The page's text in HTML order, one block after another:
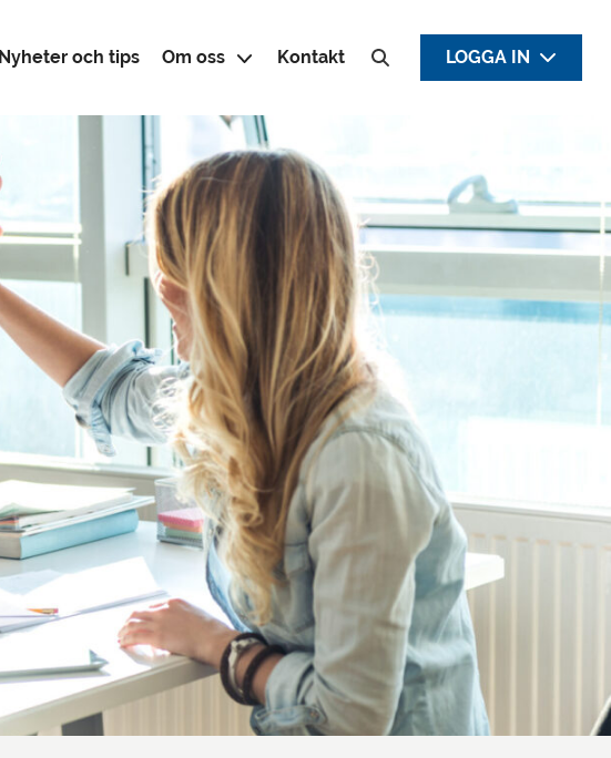
Nyheter och tips Om oss Kontakt
Sök efter:
LOGGA IN